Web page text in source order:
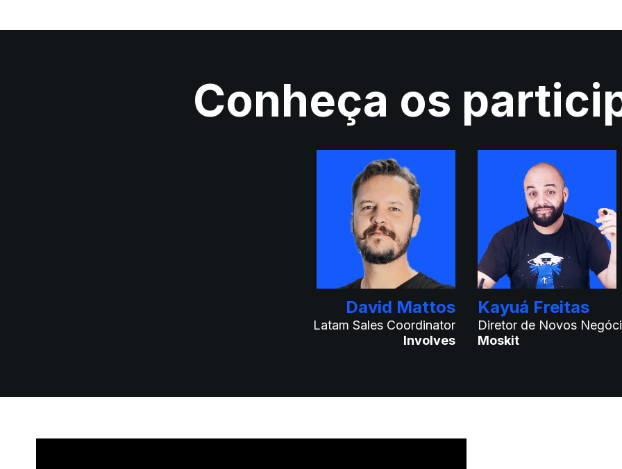
Conheça os
David Mattos
Latam Sales Coordinator
Involves
Kayuá Freitas
Diretor de Novos
Moskit